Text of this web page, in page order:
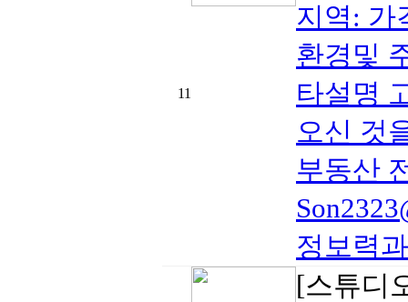
11
지역: 가
환경및
타설명
오신 것
부동산
정보력
[스튜디